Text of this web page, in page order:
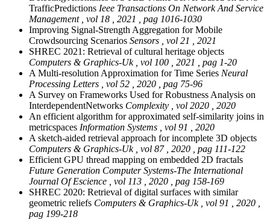
TrafficPredictions Ieee Transactions On Network And Service
Management , vol 18 , 2021 , pag 1016-1030
Improving Signal-Strength Aggregation for Mobile
Crowdsourcing Scenarios Sensors , vol 21 , 2021
SHREC 2021: Retrieval of cultural heritage objects
Computers & Graphics-Uk , vol 100 , 2021 , pag 1-20
A Multi-resolution Approximation for Time Series Neural
Processing Letters , vol 52 , 2020 , pag 75-96
A Survey on Frameworks Used for Robustness Analysis on
InterdependentNetworks Complexity , vol 2020 , 2020
An efficient algorithm for approximated self-similarity joins in
metricspaces Information Systems , vol 91 , 2020
A sketch-aided retrieval approach for incomplete 3D objects
Computers & Graphics-Uk , vol 87 , 2020 , pag 111-122
Efficient GPU thread mapping on embedded 2D fractals
Future Generation Computer Systems-The International
Journal Of Escience , vol 113 , 2020 , pag 158-169
SHREC 2020: Retrieval of digital surfaces with similar
geometric reliefs Computers & Graphics-Uk , vol 91 , 2020 ,
pag 199-218